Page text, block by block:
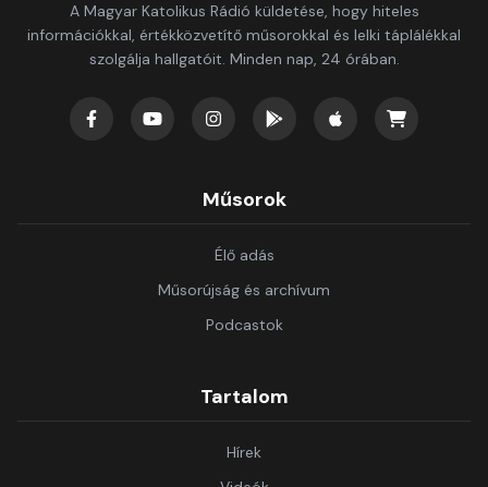
A Magyar Katolikus Rádió küldetése, hogy hiteles
információkkal, értékközvetítő műsorokkal és lelki táplálékkal
szolgálja hallgatóit. Minden nap, 24 órában.
Műsorok
Élő adás
Műsorújság és archívum
Podcastok
Tartalom
Hírek